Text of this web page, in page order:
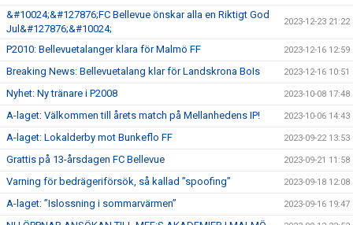
&#10024;&#127876;FC Bellevue önskar alla en Riktigt God
Jul&#127876;&#10024;
2023-12-23 21:22
P2010: Bellevuetalanger klara för Malmö FF 2023-12-16 12:59
Breaking News: Bellevuetalang klar för Landskrona BoIs 2023-12-16 10:51
Nyhet: Ny tränare i P2008 2023-10-08 17:48
A-laget: Välkommen till årets match på Mellanhedens IP! 2023-10-06 14:43
A-laget: Lokalderby mot Bunkeflo FF 2023-09-22 13:53
Grattis på 13-årsdagen FC Bellevue 2023-09-21 11:58
Varning för bedrägeriförsök, så kallad ”spoofing” 2023-09-18 12:08
A-laget: ”Islossning i sommarvärmen” 2023-09-16 19:47